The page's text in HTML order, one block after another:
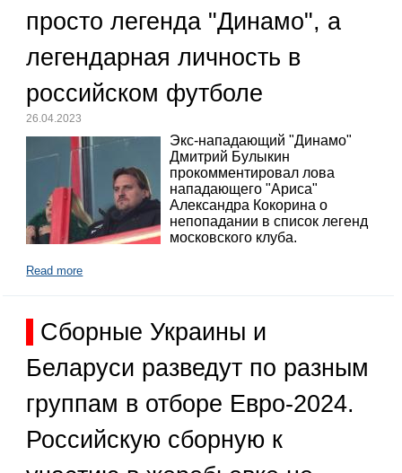
просто легенда "Динамо", а
легендарная личность в
российском футболе
26.04.2023
Экс-нападающий "Динамо"
Дмитрий Булыкин
прокомментировал лова
нападающего "Ариса"
Александра Кокорина о
непопадании в список легенд
московского клуба.
Read more
Сборные Украины и
Беларуси разведут по разным
группам в отборе Евро-2024.
Российскую сборную к